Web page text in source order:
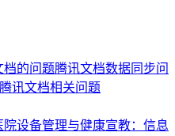
档的问题腾讯文档数据同步问
讯文档相关问题
院设备管理与健康宣教：信息